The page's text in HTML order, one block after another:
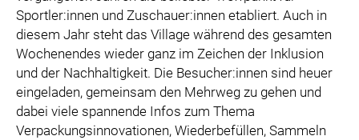
Sportler:innen und Zuschauer:innen etabliert. Auch in
diesem Jahr steht das Village während des gesamten
Wochenendes wieder ganz im Zeichen der Inklusion
und der Nachhaltigkeit. Die Besucher:innen sind heuer
eingeladen, gemeinsam den Mehrweg zu gehen und
dabei viele spannende Infos zum Thema
Verpackungsinnovationen, Wiederbefüllen, Sammeln